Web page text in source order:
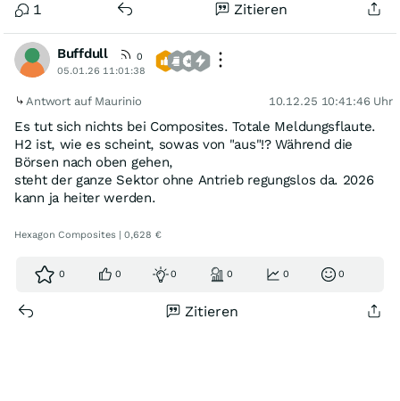
1 Zitieren
Buffdull
0
05.01.26 11:01:38
Antwort auf Maurinio 10.12.25 10:41:46 Uhr
Es tut sich nichts bei Composites. Totale Meldungsflaute.
H2 ist, wie es scheint, sowas von "aus"!? Während die
Börsen nach oben gehen,
steht der ganze Sektor ohne Antrieb regungslos da. 2026
kann ja heiter werden.
Hexagon Composites | 0,628 €
0 0 0 0 0 0
Zitieren